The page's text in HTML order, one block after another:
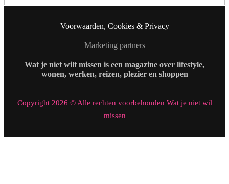
Voorwaarden, Cookies & Privacy
Marketing partners
Wat je niet wilt missen is een magazine over lifestyle,
wonen, werken, reizen, plezier en shoppen
Copyright 2026 © Alle rechten voorbehouden Wat je niet wil
missen